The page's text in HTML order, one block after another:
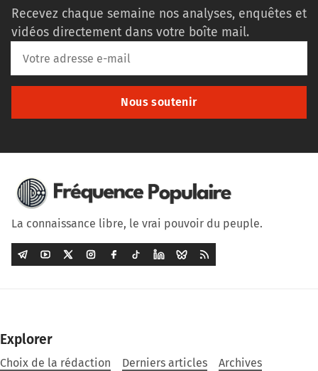
Recevez chaque semaine nos analyses, enquêtes et
vidéos directement dans votre boîte mail.
Nous soutenir
La connaissance libre, le vrai pouvoir du peuple.
Explorer
Choix de la rédaction Derniers articles
Archives